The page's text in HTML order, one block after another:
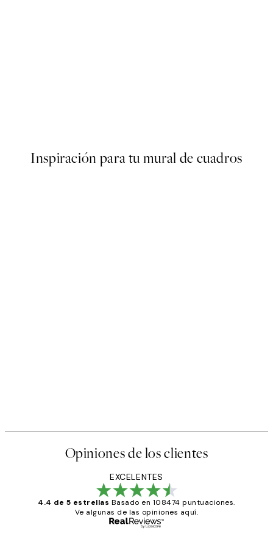
Inspiración para tu mural de cuadros
Opiniones de los clientes
EXCELENTES
4.4 de 5 estrellas Basado en 108474 puntuaciones.
Ve algunas de las opiniones aquí.